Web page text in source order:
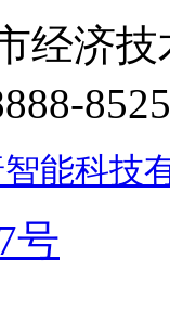
经济
8525
能科技
号